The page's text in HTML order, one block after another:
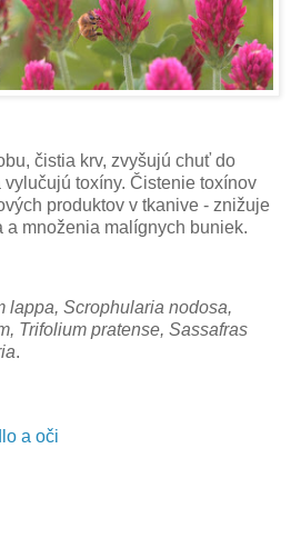
čistia krv, zvyšujú chuť do
toxíny. Čistenie toxínov
produktov v tkanive - znižuje
a množenia malígnych buniek.
lappa, Scrophularia nodosa,
Trifolium pratense, Sassafras
.
a oči